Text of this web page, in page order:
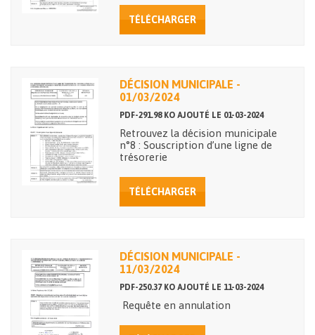
TÉLÉCHARGER
DÉCISION MUNICIPALE -
01/03/2024
PDF-291.98 KO AJOUTÉ LE 01-03-2024
Retrouvez la décision municipale
n°8 : Souscription d’une ligne de
trésorerie
TÉLÉCHARGER
DÉCISION MUNICIPALE -
11/03/2024
PDF-250.37 KO AJOUTÉ LE 11-03-2024
Requête en annulation